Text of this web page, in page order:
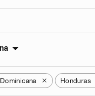
X Honduras